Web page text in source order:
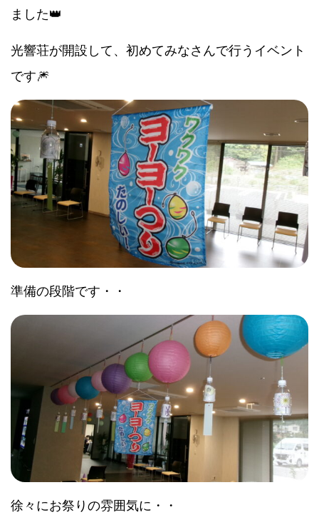
ました👑
光響荘が開設して、初めてみなさんで行うイベント
です🎆
準備の段階です・・
徐々にお祭りの雰囲気に・・